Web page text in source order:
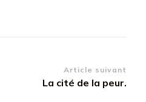
Article suivant
La cité de la peur.